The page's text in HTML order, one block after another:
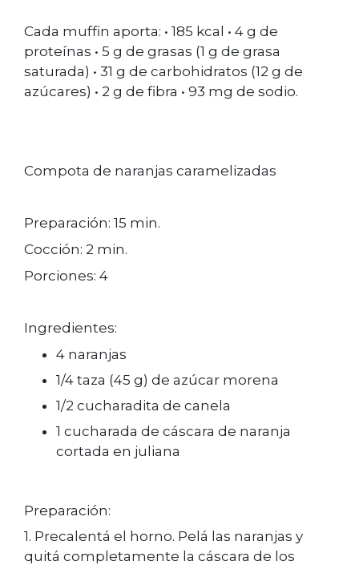
Cada muffin aporta: • 185 kcal • 4 g de
proteínas • 5 g de grasas (1 g de grasa
saturada) • 31 g de carbohidratos (12 g de
azúcares) • 2 g de fibra • 93 mg de sodio.
Compota de naranjas caramelizadas
Preparación: 15 min.
Cocción: 2 min.
Porciones: 4
Ingredientes:
4 naranjas
1/4 taza (45 g) de azúcar morena
1/2 cucharadita de canela
1 cucharada de cáscara de naranja
cortada en juliana
Preparación:
1. Precalentá el horno. Pelá las naranjas y
quitá completamente la cáscara de los